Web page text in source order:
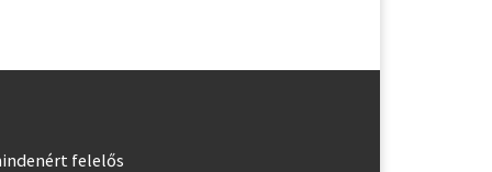
felelős